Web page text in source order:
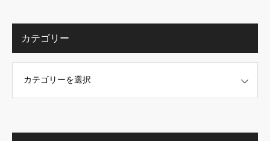
カテゴリー